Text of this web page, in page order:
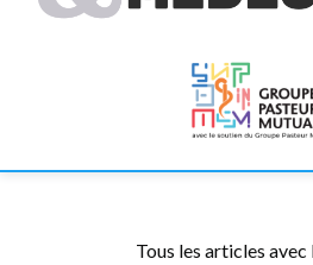
Tous les articles avec